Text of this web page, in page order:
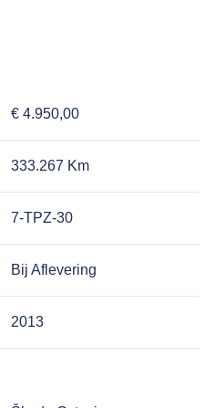
€ 4.950,00
333.267 Km
7-TPZ-30
Bij Aflevering
2013